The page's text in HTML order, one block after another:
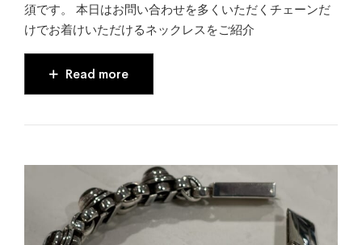
須です。 本日はお問い合わせを多くいただくチェーンだ
けでお着けいただけるネックレスをご紹介
Read more